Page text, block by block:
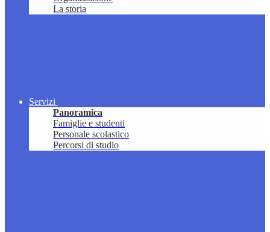
La storia
Servizi
Panoramica
Famiglie e studenti
Personale scolastico
Percorsi di studio